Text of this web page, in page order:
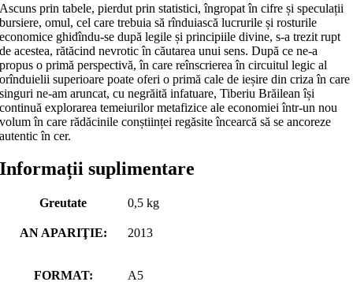
Ascuns prin tabele, pierdut prin statistici, îngropat în cifre și speculații
bursiere, omul, cel care trebuia să rînduiască lucrurile și rosturile
economice ghidîndu-se după legile și principiile divine, s-a trezit rupt
de acestea, rătăcind nevrotic în căutarea unui sens. După ce ne-a
propus o primă perspectivă, în care reînscrierea în circuitul legic al
orînduielii superioare poate oferi o primă cale de ieșire din criza în care
singuri ne-am aruncat, cu negrăită infatuare, Tiberiu Brăilean își
continuă explorarea temeiurilor metafizice ale economiei într-un nou
volum în care rădăcinile conștiinței regăsite încearcă să se ancoreze
autentic în cer.
Informații suplimentare
Greutate 0,5 kg
AN APARIŢIE: 2013
FORMAT: A5